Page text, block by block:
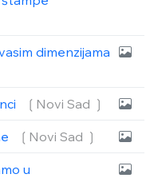
dimenzijama
❲Novi Sad ❳
❲Novi Sad ❳
u